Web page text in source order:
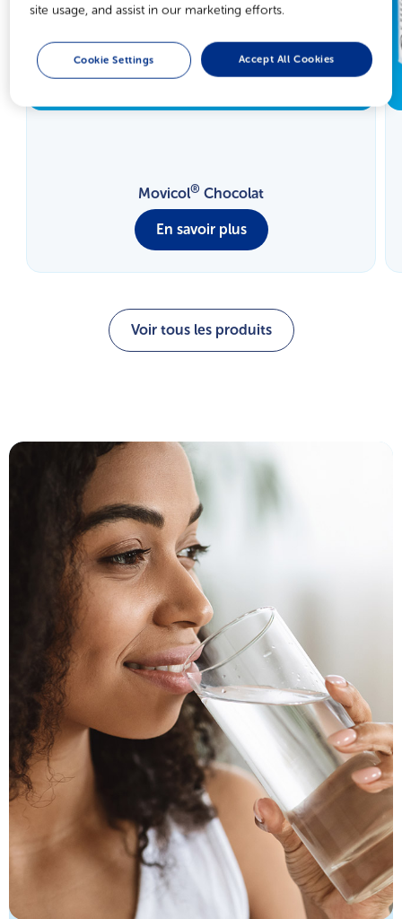
Movicol® Chocolat
En savoir plus
Voir tous les produits
site usage, and assist in our marketing efforts.
Cookie Settings Accept All Cookies